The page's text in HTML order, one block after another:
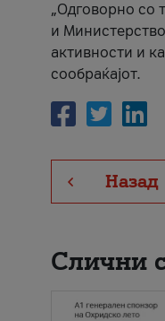
„Одговорно со
и
активности и
сообраќајот.
Назад
Слични